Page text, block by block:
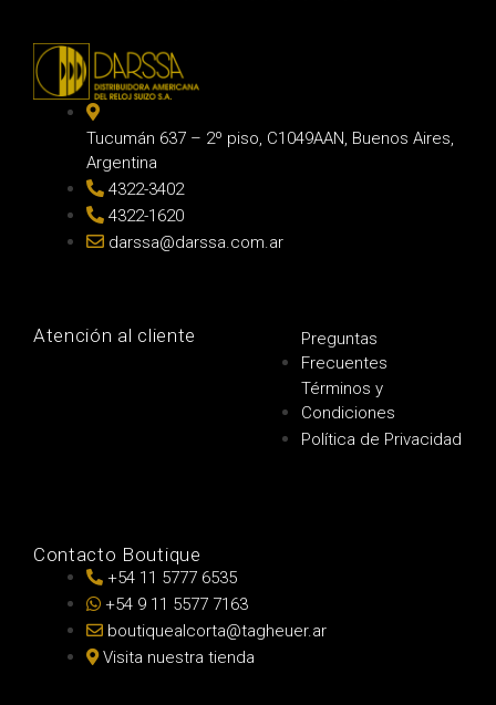
Tucumán 637 – 2º piso, C1049AAN, Buenos Aires,
Argentina
4322-3402
4322-1620
darssa@darssa.com.ar
Atención al cliente
Preguntas
Frecuentes
Términos y
Condiciones
Política de Privacidad
Contacto Boutique
+54 11 5777 6535
+54 9 11 5577 7163
boutiquealcorta@tagheuer.ar
Visita nuestra tienda